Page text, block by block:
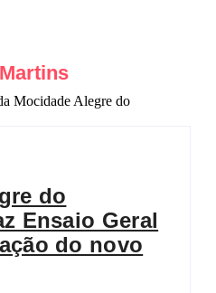
do
Ensaio Geral
do novo